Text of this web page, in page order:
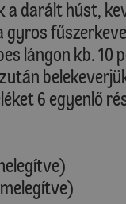
a darált húst,
gyros
lángon kb. 10
6 egyenlő